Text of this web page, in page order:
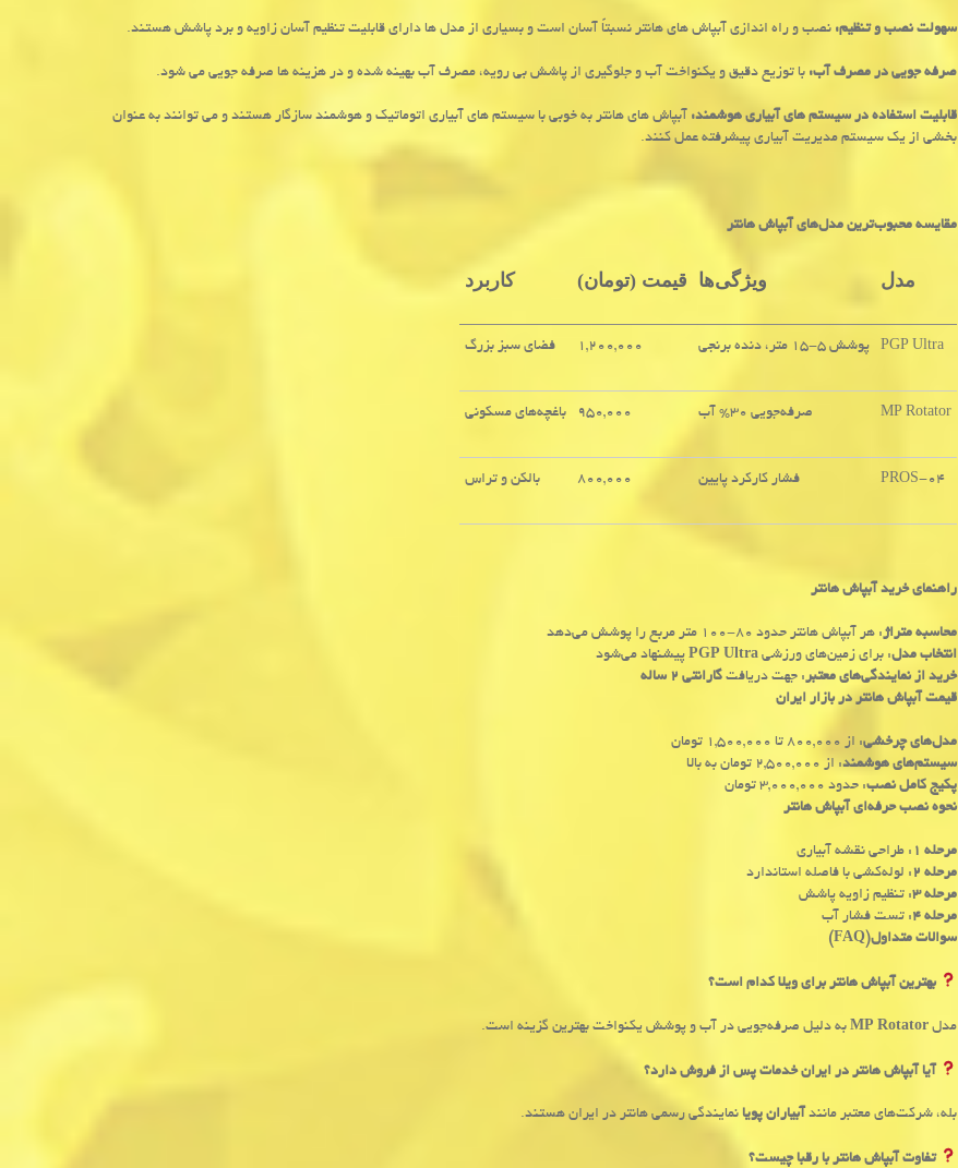
سهولت نصب و تنظیم: نصب و راه اندازی آبپاش های هانتر نسبتاً آسان است و بسیاری از مدل ها دارای قابلیت تنظیم آسان زاویه و برد پاشش هستند.
صرفه جویی در مصرف آب: با توزیع دقیق و یکنواخت آب و جلوگیری از پاشش بی رویه، مصرف آب بهینه شده و در هزینه ها صرفه جویی می شود.
قابلیت استفاده در سیستم های آبیاری هوشمند: آبپاش های هانتر به خوبی با سیستم های آبیاری اتوماتیک و هوشمند سازگار هستند و می توانند به عنوان
بخشی از یک سیستم مدیریت آبیاری پیشرفته عمل کنند.
مقایسه محبوب‌ترین مدل‌های آبپاش هانتر
مدل ویژگی‌ها قیمت (تومان) کاربرد
PGP Ultra پوشش ۵-۱۵ متر، دنده برنجی ۱,۲۰۰,۰۰۰ فضای سبز بزرگ
MP Rotator صرفه‌جویی ۳۰% آب ۹۵۰,۰۰۰ باغچه‌های مسکونی
PROS-04 فشار کارکرد پایین ۸۰۰,۰۰۰ بالکن و تراس
راهنمای خرید آبپاش هانتر
محاسبه متراژ: هر آبپاش هانتر حدود ۸۰-۱۰۰ متر مربع را پوشش می‌دهد
انتخاب مدل: برای زمین‌های ورزشی PGP Ultra پیشنهاد می‌شود
خرید از نمایندگی‌های معتبر: جهت دریافت گارانتی ۲ ساله
قیمت آبپاش هانتر در بازار ایران
مدل‌های چرخشی: از ۸۰۰,۰۰۰ تا ۱,۵۰۰,۰۰۰ تومان
سیستم‌های هوشمند: از ۲,۵۰۰,۰۰۰ تومان به بالا
پکیج کامل نصب: حدود ۳,۰۰۰,۰۰۰ تومان
نحوه نصب حرفه‌ای آبپاش هانتر
مرحله ۱
: طراحی نقشه آبیاری
مرحله ۲
: لوله‌کشی با فاصله استاندارد
مرحله ۳
: تنظیم زاویه پاشش
مرحله ۴
: تست فشار آب
سوالات متداول(FAQ)
بهترین آبپاش هانتر برای ویلا کدام است؟
مدل MP Rotator به دلیل صرفه‌جویی در آب و پوشش یکنواخت بهترین گزینه است.
آیا آبپاش هانتر در ایران خدمات پس از فروش دارد؟
بله، شرکت‌های معتبر مانند آبیاران پویا نمایندگی رسمی هانتر در ایران هستند.
تفاوت آبپاش هانتر با رقبا چیست؟